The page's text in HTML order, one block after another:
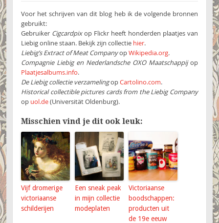
Voor het schrijven van dit blog heb ik de volgende bronnen
gebruikt:
Gebruiker Cigcardpixop Flickr heeft honderden plaatjes van
Liebig online staan. Bekijk zijn collectie hier.
Liebig’s Extract of Meat CompanyopWikipedia.org.
Compagnie Liebig en Nederlandsche OXO Maatschappijop
Plaatjesalbums.info.
De Liebig collectie verzamelingopCartolino.com.
Historical collectible pictures cards from the Liebig Company
op uol.de(Universität Oldenburg).
Misschien vind je dit ook leuk:
Vijf dromerige
victoriaanse
schilderijen
Een sneak peak
in mijn collectie
modeplaten
Victoriaanse
boodschappen:
producten uit
de 19e eeuw